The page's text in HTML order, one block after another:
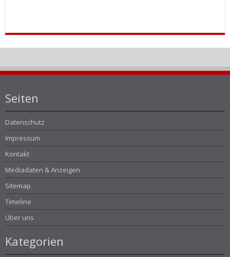
Seiten
Datenschutz
Impressum
Kontakt
Mediadaten & Anzeigen
Sitemap
Timeline
Über uns
Kategorien